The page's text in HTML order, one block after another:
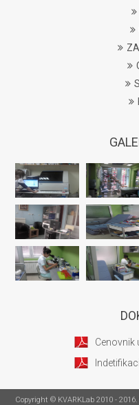
Cenovnik
Copyright © KVARKLab 2010 -